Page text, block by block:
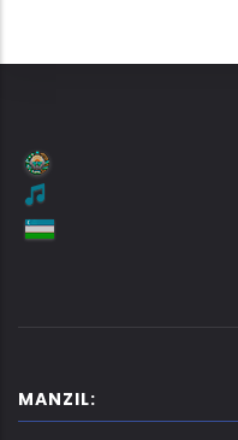
MANZIL: